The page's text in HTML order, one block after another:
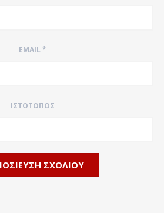
EMAIL*
ΙΣΤΌΤΟΠΟΣ